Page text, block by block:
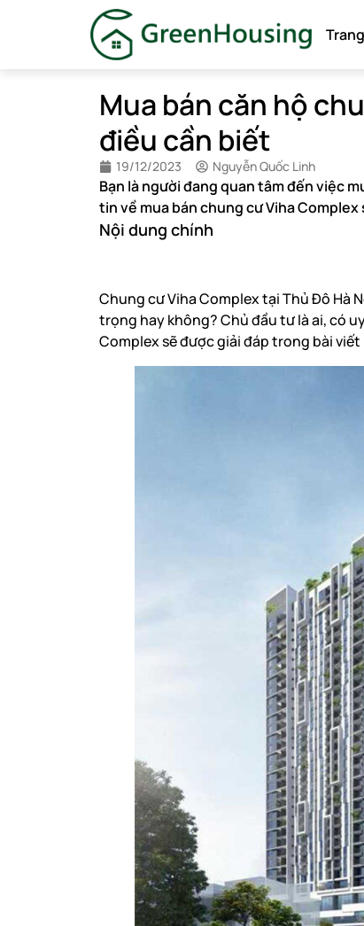
Mua bán căn hộ
điều cần biết
19/12/2023 Nguyễn Quốc Linh
Bạn là người đang quan tâm đến việc
tin về mua bán chung cư Viha
Nội dung chính
Chung cư Viha Complex tại Thủ Đô Hà
trọng hay không? Chủ đầu tư là ai, có
Complex sẽ được giải đáp trong bài